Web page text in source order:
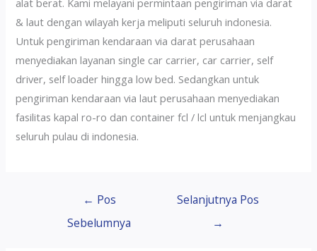
alat berat. Kami melayani permintaan pengiriman via darat
& laut dengan wilayah kerja meliputi seluruh indonesia.
Untuk pengiriman kendaraan via darat perusahaan
menyediakan layanan single car carrier, car carrier, self
driver, self loader hingga low bed. Sedangkan untuk
pengiriman kendaraan via laut perusahaan menyediakan
fasilitas kapal ro-ro dan container fcl / lcl untuk menjangkau
seluruh pulau di indonesia.
← Pos
Sebelumnya
Selanjutnya Pos
→